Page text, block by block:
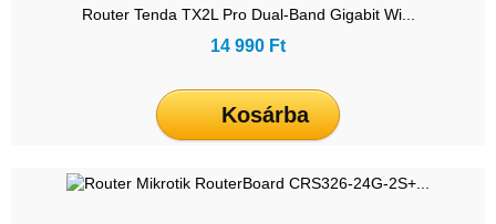
Router Tenda TX2L Pro Dual-Band Gigabit Wi...
14 990 Ft
Kosárba